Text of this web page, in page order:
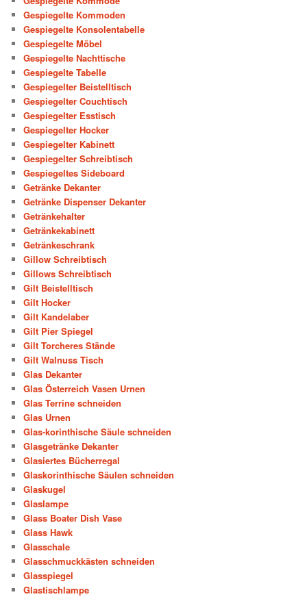
Gespiegelte Kommoden
Gespiegelte Konsolentabelle
Gespiegelte Möbel
Gespiegelte Nachttische
Gespiegelte Tabelle
Gespiegelter Beistelltisch
Gespiegelter Couchtisch
Gespiegelter Esstisch
Gespiegelter Hocker
Gespiegelter Kabinett
Gespiegelter Schreibtisch
Gespiegeltes Sideboard
Getränke Dekanter
Getränke Dispenser Dekanter
Getränkehalter
Getränkekabinett
Getränkeschrank
Gillow Schreibtisch
Gillows Schreibtisch
Gilt Beistelltisch
Gilt Hocker
Gilt Kandelaber
Gilt Pier Spiegel
Gilt Torcheres Stände
Gilt Walnuss Tisch
Glas Dekanter
Glas Österreich Vasen Urnen
Glas Terrine schneiden
Glas Urnen
Glas-korinthische Säule schneiden
Glasgetränke Dekanter
Glasiertes Bücherregal
Glaskorinthische Säulen schneiden
Glaskugel
Glaslampe
Glass Boater Dish Vase
Glass Hawk
Glasschale
Glasschmuckkästen schneiden
Glasspiegel
Glastischlampe